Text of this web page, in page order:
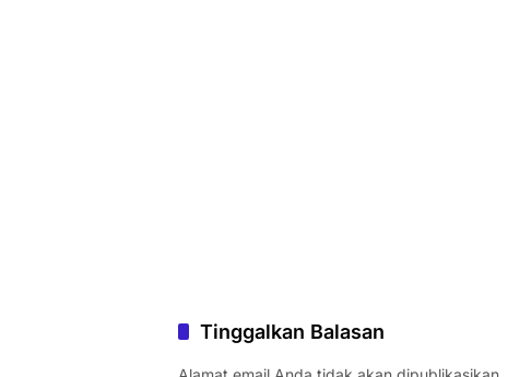
Tinggalkan Balasan